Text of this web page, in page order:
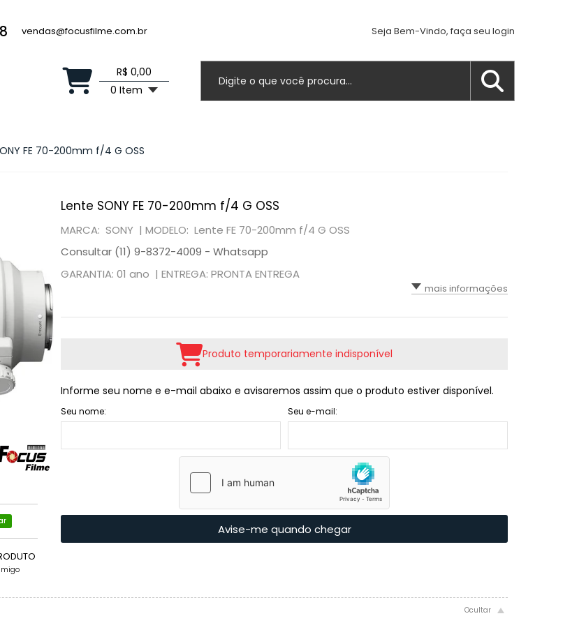
vendas@focusfilme.com.br Seja Bem-Vindo, faça seu login
R$ 0,00
0 Item
FE 70-200mm f/4 G OSS
Lente SONY FE 70-200mm f/4 G OSS
MARCA: SONY | MODELO: Lente FE 70-200mm f/4 G OSS
Consultar (11) 9-8372-4009 - Whatsapp
GARANTIA: 01 ano | ENTREGA: PRONTA ENTREGA
mais informações
Produto temporariamente indisponível
Informe seu nome e e-mail abaixo e avisaremos assim que o produto estiver disponível.
Seu nome: Seu e-mail:
Avise-me quando chegar